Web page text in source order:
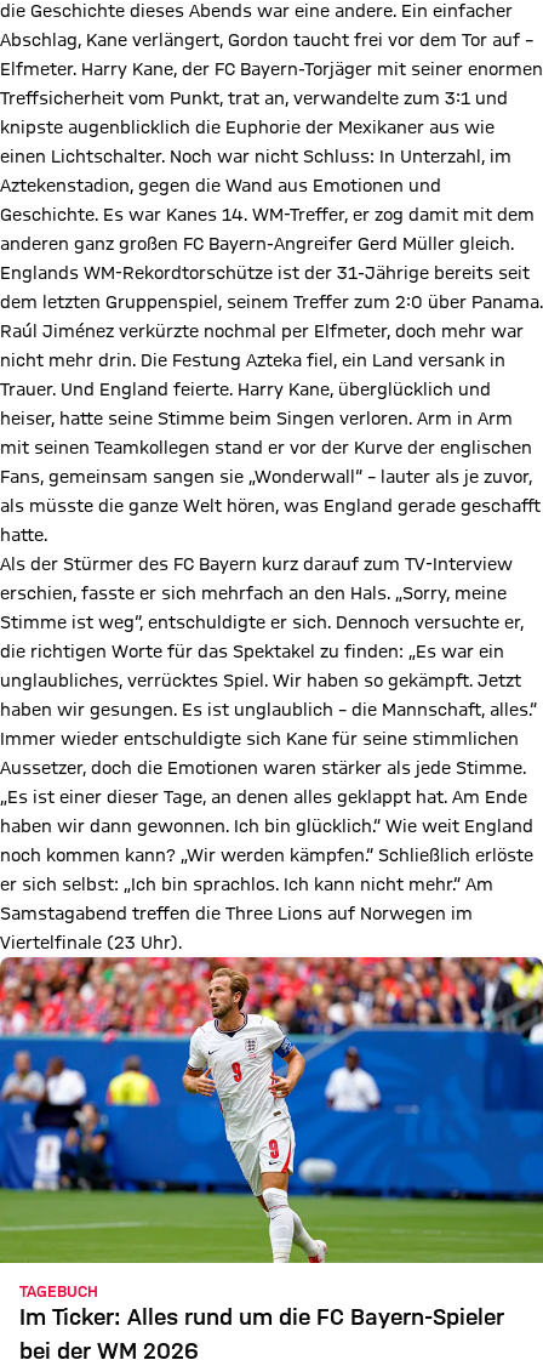
die Geschichte dieses Abends war eine andere. Ein einfacher
Abschlag, Kane verlängert, Gordon taucht frei vor dem Tor auf –
Elfmeter. Harry Kane, der FC Bayern-Torjäger mit seiner enormen
Treffsicherheit vom Punkt, trat an, verwandelte zum 3:1 und
knipste augenblicklich die Euphorie der Mexikaner aus wie
einen Lichtschalter. Noch war nicht Schluss: In Unterzahl, im
Aztekenstadion, gegen die Wand aus Emotionen und
Geschichte. Es war Kanes 14. WM-Treffer, er zog damit mit dem
anderen ganz großen FC Bayern-Angreifer Gerd Müller gleich.
Englands WM-Rekordtorschütze ist der 31-Jährige bereits seit
dem letzten Gruppenspiel, seinem Treffer zum 2:0 über Panama.
Raúl Jiménez verkürzte nochmal per Elfmeter, doch mehr war
nicht mehr drin. Die Festung Azteka fiel, ein Land versank in
Trauer. Und England feierte. Harry Kane, überglücklich und
heiser, hatte seine Stimme beim Singen verloren. Arm in Arm
mit seinen Teamkollegen stand er vor der Kurve der englischen
Fans, gemeinsam sangen sie „Wonderwall“ – lauter als je zuvor,
als müsste die ganze Welt hören, was England gerade geschafft
hatte.
Als der Stürmer des FC Bayern kurz darauf zum TV-Interview
erschien, fasste er sich mehrfach an den Hals. „Sorry, meine
Stimme ist weg“, entschuldigte er sich. Dennoch versuchte er,
die richtigen Worte für das Spektakel zu finden: „Es war ein
unglaubliches, verrücktes Spiel. Wir haben so gekämpft. Jetzt
haben wir gesungen. Es ist unglaublich – die Mannschaft, alles.“
Immer wieder entschuldigte sich Kane für seine stimmlichen
Aussetzer, doch die Emotionen waren stärker als jede Stimme.
„Es ist einer dieser Tage, an denen alles geklappt hat. Am Ende
haben wir dann gewonnen. Ich bin glücklich.“ Wie weit England
noch kommen kann? „Wir werden kämpfen.“ Schließlich erlöste
er sich selbst: „Ich bin sprachlos. Ich kann nicht mehr.“ Am
Samstagabend treffen die Three Lions auf Norwegen im
Viertelfinale (23 Uhr).
TAGEBUCH
Im Ticker: Alles rund um die FC Bayern-Spieler
bei der WM 2026